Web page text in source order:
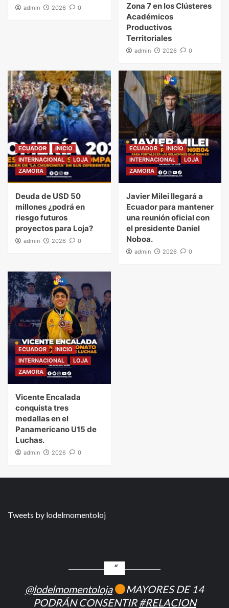
admin 2026 0
Zona 7 en los Clústeres
Académicos
Productivos
Territoriales
admin 2026 0
ECUADOR
INICIO
INTERNACIONAL
LOJA
ZAMORA
Deuda de USD 50
millones ¿podrá en
riesgo futuros
proyectos para Loja?
admin 2026 0
ECUADOR
INICIO
INTERNACIONAL
LOJA
ZAMORA
Javier Milei llegará a
Ecuador para mantener
una reunión oficial con
el presidente Daniel
Noboa.
admin 2026 0
ECUADOR
INICIO
INTERNACIONAL
LOJA
ZAMORA
Vicente Encalada
conquista tres
medallas en el
Panamericano U15 de
Luchas.
admin 2026 0
Tweets by lodelmomentoloj
@lodelmomentoloja
MAYORES DE 14
PODRÁN CONSENTIR#RELACION